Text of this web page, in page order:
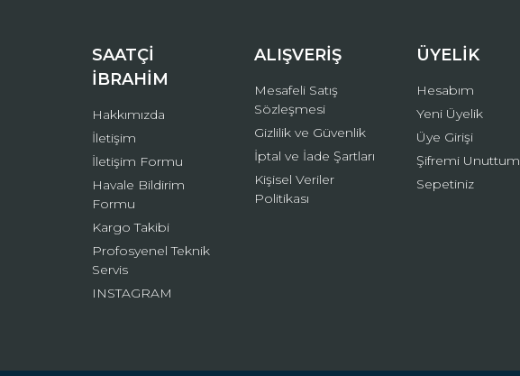
Bu ürüne benzer farklı alternatifler olmalı.
SAATÇİ
İBRAHİM
Hakkımızda
İletişim
İletişim Formu
Havale Bildirim
Formu
Kargo Takibi
Profosyenel Teknik
Servis
INSTAGRAM
ALIŞVERİŞ
Mesafeli Satış
Sözleşmesi
Gizlilik ve Güvenlik
İptal ve İade Şartları
Kişisel Veriler
Politikası
ÜYELİK
Hesabım
Yeni Üyelik
Üye Girişi
Şifremi Unuttum
Sepetiniz